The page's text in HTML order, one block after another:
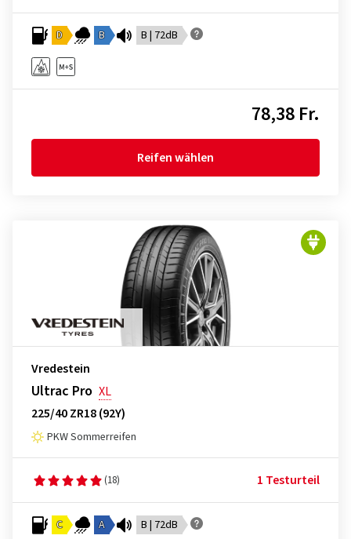
D B B | 72dB
78,38 Fr.
Reifen wählen
Vredestein
Ultrac Pro XL
225/40 ZR18 (92Y)
PKW Sommerreifen
(18) 1 Testurteil
C A B | 72dB